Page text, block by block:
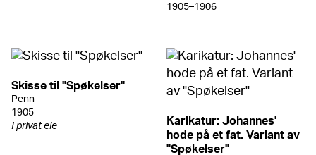
1905–1906
Skisse til "Spøkelser"
Penn
1905
I privat eie
Karikatur: Johannes'
hode på et fat. Variant av
"Spøkelser"